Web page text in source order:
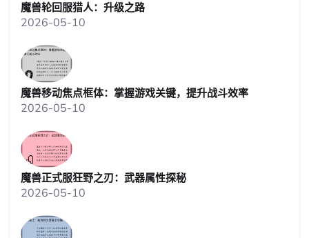
魔兽轮回服猎人：升级之路
2026-05-10
魔兽移动焦点框体：掌握游戏关键，提升战斗效率
2026-05-10
魔兽正式服狂野之刃：武器属性探秘
2026-05-10